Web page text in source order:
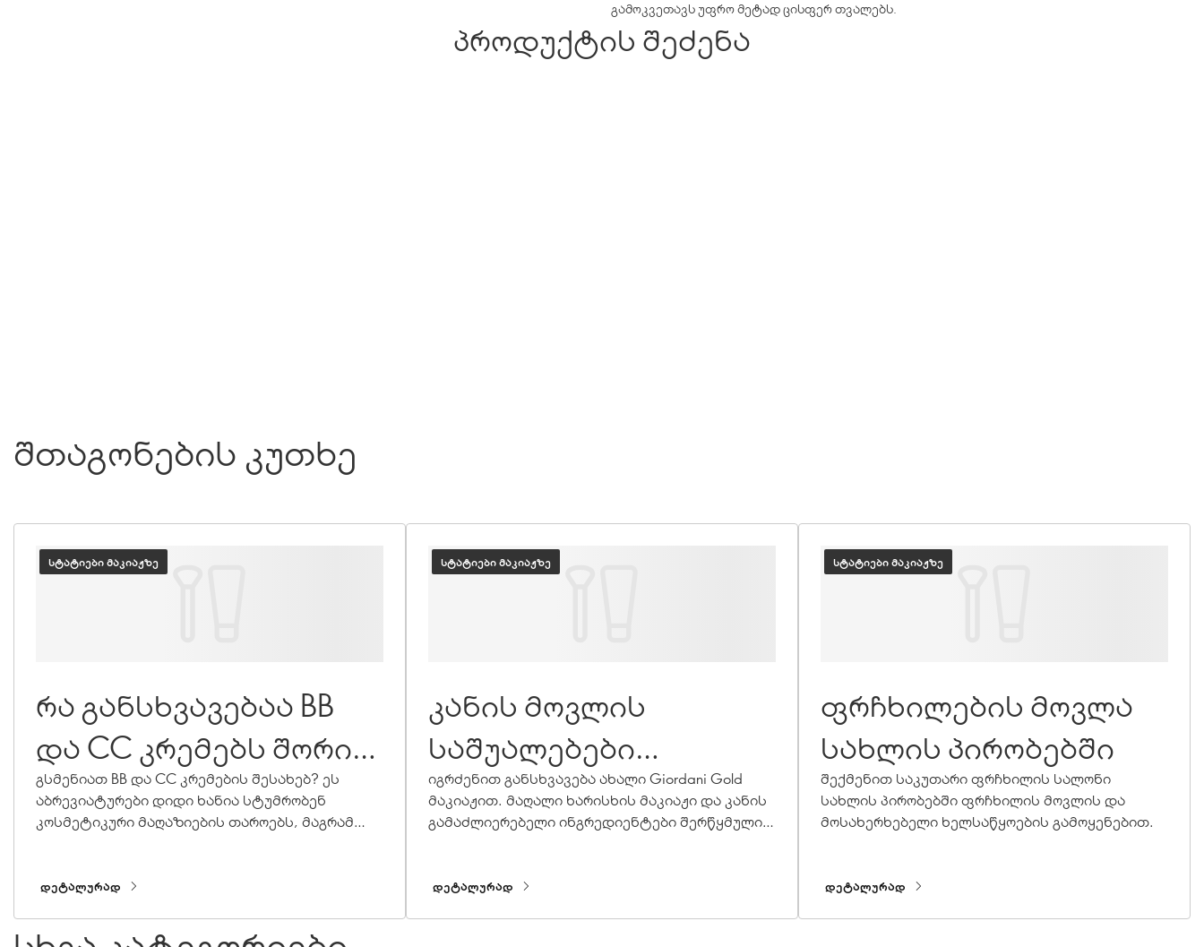
გამოკვეთავს უფრო მეტად ცისფერ თვალებს.
პროდუქტის შეძენა
შთაგონების კუთხე
ᲡᲢᲐᲢᲘᲔᲑᲘ ᲛᲐᲙᲘᲐᲟᲖᲔ
რა განსხვავებაა BB
და CC კრემებს შორის
და რომელი უნდა
აირჩიო?
გსმენიათ BB და CC კრემების შესახებ? ეს
აბრევიატურები დიდი ხანია სტუმრობენ
კოსმეტიკური მაღაზიების თაროებს, მაგრამ
შეძლებთ თაროდან იმ პროდუქტის აღებას,
ᲓᲔᲢᲐᲚᲣᲠᲐᲓ
ᲡᲢᲐᲢᲘᲔᲑᲘ ᲛᲐᲙᲘᲐᲟᲖᲔ
კანის მოვლის
საშუალებები
მაკიაჟის ახალ ერაში
იგრძენით განსხვავება ახალი Giordani Gold
მაკიაჟით. მაღალი ხარისხის მაკიაჟი და კანის
გამაძლიერებელი ინგრედიენტები შერწყმულია
მოლოდინს.
ᲓᲔᲢᲐᲚᲣᲠᲐᲓ
ᲡᲢᲐᲢᲘᲔᲑᲘ ᲛᲐᲙᲘᲐᲟᲖᲔ
ფრჩხილების მოვლა
სახლის პირობებში
შექმენით საკუთარი ფრჩხილის სალონი
სახლის პირობებში ფრჩხილის მოვლის და
მოსახერხებელი ხელსაწყოების გამოყენებით.
ᲓᲔᲢᲐᲚᲣᲠᲐᲓ